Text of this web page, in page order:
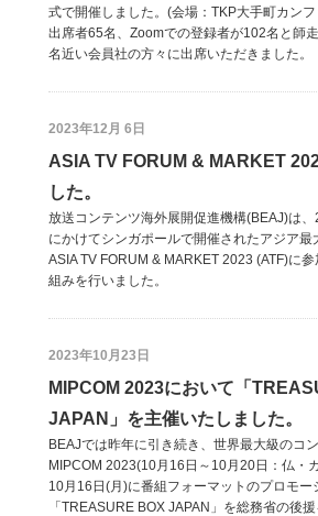
式で開催しました。(会場：TKP大手町カン
出席者65名、Zoomでの登録者が102名と師
名近い会員社の方々に出席いただきました。
2023年12月 6日
ASIA TV FORUM & MARKET
した。
放送コンテンツ海外展開促進機構(BEAJ)は
にかけてシンガポールで開催されたアジア最
ASIA TV FORUM & MARKET 2023 (ATF)に
組みを行いました。
2023年10月23日
MIPCOM 2023において「
JAPAN」を主催いたしました。
BEAJでは昨年に引き続き、世界最大級のコ
MIPCOM 2023(10月16日～10月20日：仏・
10月16日(月)に番組フォーマットのプロモー
「TREASURE BOX JAPAN」を総務省の後